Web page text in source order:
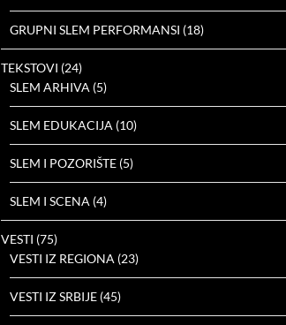
GRUPNI SLEM PERFORMANSI (18)
TEKSTOVI (24)
SLEM ARHIVA (5)
SLEM EDUKACIJA (10)
SLEM I POZORIŠTE (5)
SLEM I SCENA (4)
VESTI (75)
VESTI IZ REGIONA (23)
VESTI IZ SRBIJE (45)